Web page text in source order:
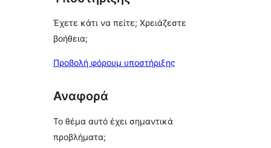
Έχετε κάτι να πείτε; Χρειάζεστε
βοήθεια;
Προβολή φόρουμ υποστήριξης
Αναφορά
Το θέμα αυτό έχει σημαντικά
προβλήματα;